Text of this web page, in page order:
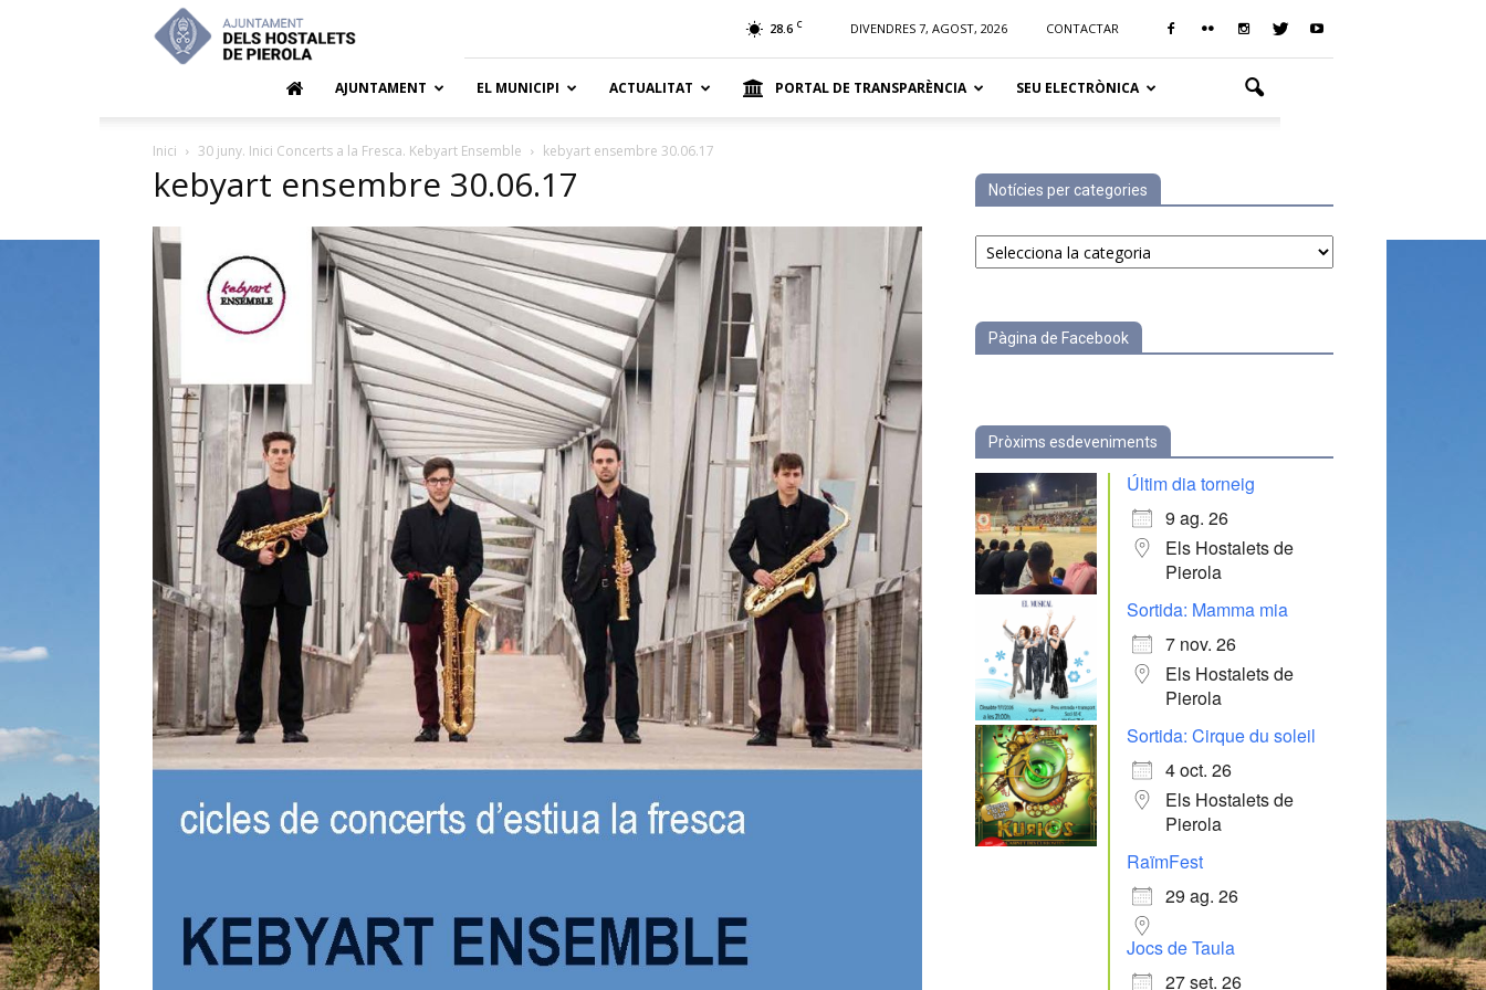
Hostalets
de
28.6 C DIVENDRES 7, AGOST, 2026 CONTACTAR
AJUNTAMENT EL MUNICIPI ACTUALITAT PORTAL DE TRANSPARÈNCIA SEU ELECTRÒNICA
Inici 30 juny. Inici Concerts a la Fresca. Kebyart Ensemble kebyart ensembre 30.06.17
kebyart ensembre 30.06.17 Notícies per categories
Notícies
per
Pàgina de Facebook
Pròxims esdeveniments
Últim dia torneig
9 ag. 26
Els Hostalets de
Pierola
Sortida: Mamma mia
7 nov. 26
Els Hostalets de
Pierola
Sortida: Cirque du soleil
4 oct. 26
Els Hostalets de
Pierola
RaïmFest
29 ag. 26
Jocs de Taula
27 set. 26